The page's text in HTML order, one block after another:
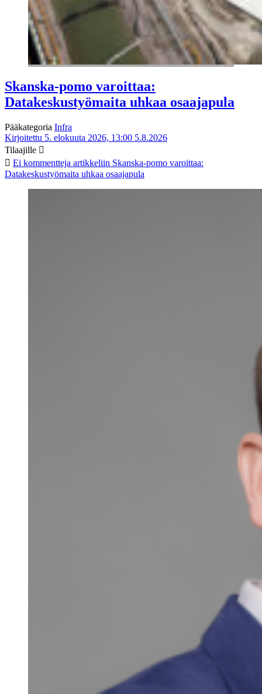
Skanska-pomo varoittaa:
Datakeskustyömaita uhkaa osaajapula
Pääkategoria Infra
Kirjoitettu 5. elokuuta 2026, 13:00 5.8.2026
Tilaajille
Ei kommentteja artikkeliin Skanska-pomo varoittaa:
Datakeskustyömaita uhkaa osaajapula